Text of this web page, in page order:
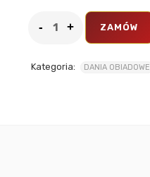
ZAMÓW
Kategoria: DANIA OBIADOWE